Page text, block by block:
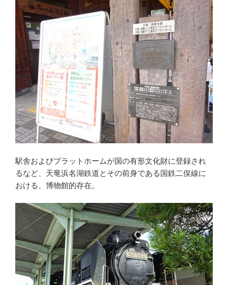
駅舎およびプラットホームが国の有形文化財に登録され
るなど、天竜浜名湖鉄道とその前身である国鉄二俣線に
おける、博物館的存在。